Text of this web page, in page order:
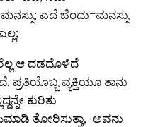
ಎದೆ ಬೆಂದು=ಮನಸ್ಸು
ಆ ದಡದೊಳಿದೆ
ವ್ಯಕ್ತಿಯೂ ತಾನು
ಕುರಿತು
ತೋರಿಸುತ್ತಾ, ಅವನು